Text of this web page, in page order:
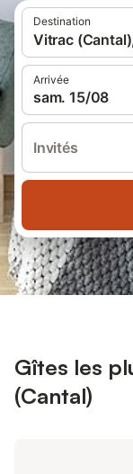
Destination
Vitrac
Arrivée
sam. 15/08
Invités
Gîtes les
(Cantal)